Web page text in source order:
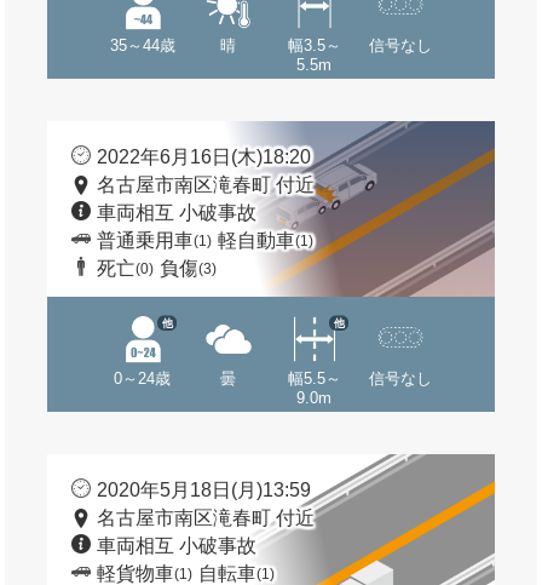
35～44歳 晴
幅3.5～
5.5m
信号なし
2022年6月16日(木)18:20
名古屋市南区滝春町 付近
車両相互 小破事故
普通乗用車(1) 軽自動車(1)
死亡(0) 負傷(3)
0～24歳
他
曇
幅5.5～
9.0m
他
信号なし
2020年5月18日(月)13:59
名古屋市南区滝春町 付近
車両相互 小破事故
軽貨物車(1) 自転車(1)